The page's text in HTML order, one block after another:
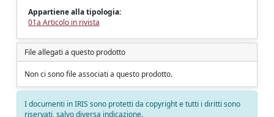
Appartiene alla tipologia:
01a Articolo in rivista
File allegati a questo prodotto
Non ci sono file associati a questo prodotto.
I documenti in IRIS sono protetti da copyright e tutti i diritti sono
riservati, salvo diversa indicazione.